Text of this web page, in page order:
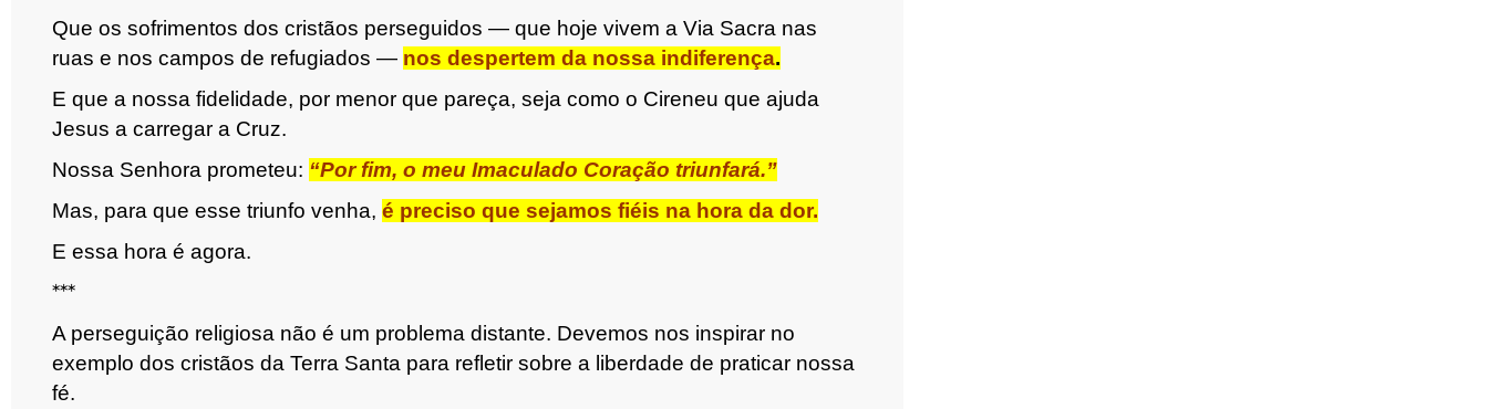
Que os sofrimentos dos cristãos perseguidos — que hoje vivem a Via Sacra nas
ruas e nos campos de refugiados — nos despertem da nossa indiferença.
E que a nossa fidelidade, por menor que pareça, seja como o Cireneu que ajuda
Jesus a carregar a Cruz.
Nossa Senhora prometeu: “Por fim, o meu Imaculado Coração triunfará.”
Mas, para que esse triunfo venha, é preciso que sejamos fiéis na hora da dor.
E essa hora é agora.
***
A perseguição religiosa não é um problema distante. Devemos nos inspirar no
exemplo dos cristãos da Terra Santa para refletir sobre a liberdade de praticar nossa
fé.